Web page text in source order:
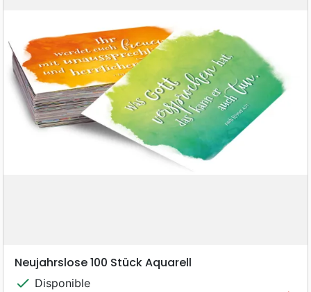
Neujahrslose 100 Stück Aquarell
check Disponible